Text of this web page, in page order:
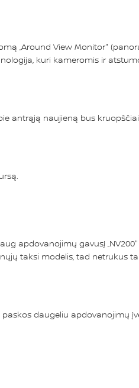
„Around View Monitor"
kuri kameromis ir
antrąją naujieną bus
apdovanojimų gavusį
taksi modelis, tad netrukus
daugeliu apdovanojimų